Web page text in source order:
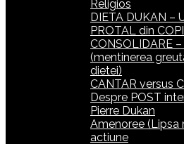
Religios
DIETA DUKAN –
PROTAL din
CONSOLIDARE
(mentinerea
dietei)
CANTAR versus
Despre POST
Pierre Dukan
Amenoree (Lipsa
actiune